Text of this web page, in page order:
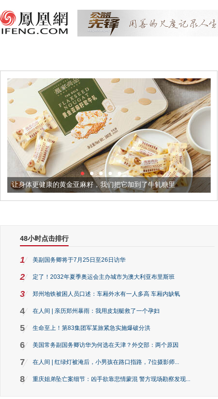
让身体更健康的黄金亚麻籽，我们把它加到了牛轧糖里
48小时点击排行
1 美副国务卿将于7月25日至26日访华
2 定了！2032年夏季奥运会主办城市为澳大利亚布里斯班
3 郑州地铁被困人员口述：车厢外水有一人多高 车厢内缺氧
4 在人间 | 亲历郑州暴雨：我用皮划艇救了一个孕妇
5 生命至上！第83集团军某旅紧急实施爆破分洪
6 美国常务副国务卿访华为何选在天津？外交部：两个原因
7 在人间 | 红绿灯被淹后，小男孩在路口指路，7位摄影师...
8 重庆姐弟坠亡案细节：凶手欲靠悲情蒙混 警方现场勘察发现...